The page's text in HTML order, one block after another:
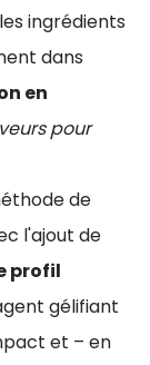
ingrédients
dans
en
pour
de
l'ajout de
profil
gélifiant
et – en